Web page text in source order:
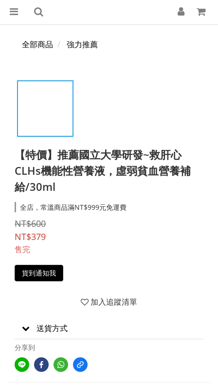
全部商品 強力推薦
【特價】推薦國立大學研發~救肝心
CLHs機能性營養液，虛弱貧血營養補
給/30ml
全店，常溫商品滿NT$999元免運費
NT$600
NT$379
售完
貨到通知我
加入追蹤清單
送貨方式
分享到